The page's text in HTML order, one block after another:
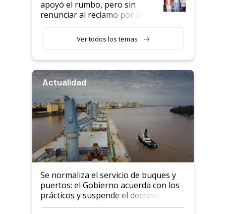
apoyó el rumbo, pero sin
renunciar al reclamo por las
Ver todos los temas
Actualidad
Se normaliza el servicio de buques y
puertos: el Gobierno acuerda con los
prácticos y suspende el decreto de
desregulación